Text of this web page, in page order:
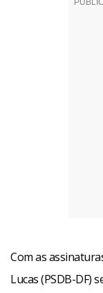
Com as
Lucas (PSDB-DF)